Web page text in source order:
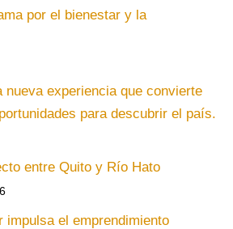
por el bienestar y la
nueva experiencia que convierte
para descubrir el país.
entre Quito y Río Hato
impulsa el emprendimiento